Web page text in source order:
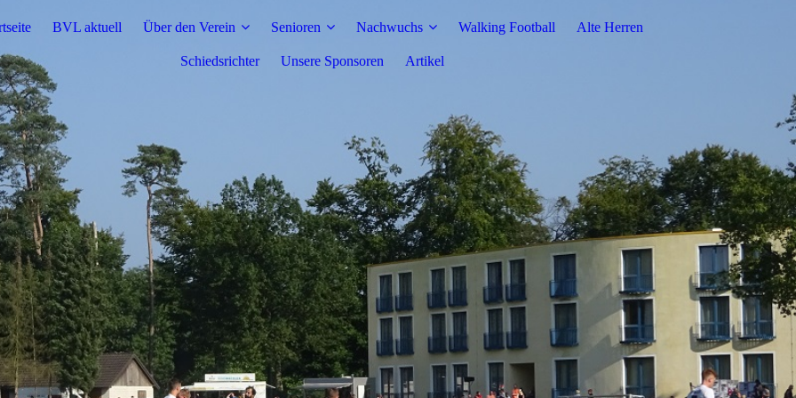
BVL aktuell Über den Verein Senioren Nachwuchs Walking Football Alte Herren
Schiedsrichter Unsere Sponsoren Artikel